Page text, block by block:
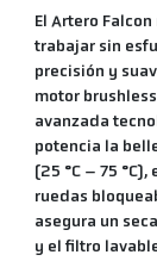
El Artero
trabajar sin
precisión y
motor
avanzada
potencia la
(25 °C – 75
ruedas
asegura un
y el filtro